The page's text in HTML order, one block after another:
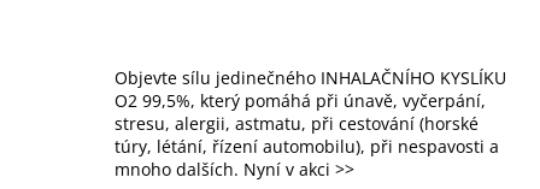
Objevte sílu jedinečného INHALAČNÍHO KYSLÍKU
O2 99,5%, který pomáhá při únavě, vyčerpání,
stresu, alergii, astmatu, při cestování (horské
túry, létání, řízení automobilu), při nespavosti a
mnoho dalších. Nyní v akci >>